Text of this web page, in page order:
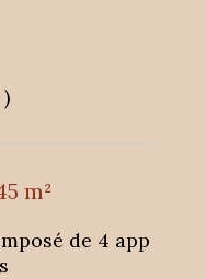
m²
de 4 app